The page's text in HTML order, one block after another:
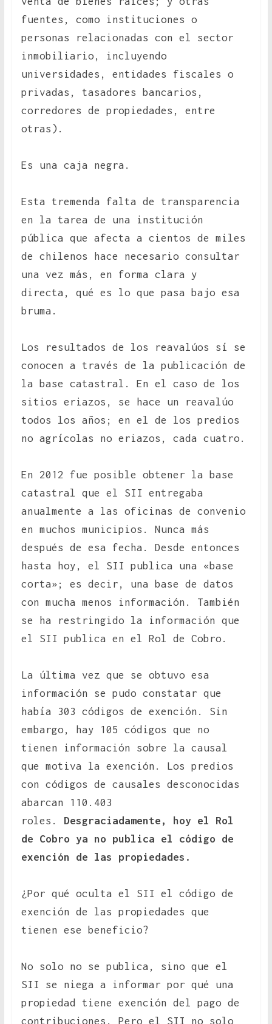
fuentes, como instituciones o
personas relacionadas con el sector
inmobiliario, incluyendo
universidades, entidades fiscales o
privadas, tasadores bancarios,
corredores de propiedades, entre
otras).
Es una caja negra.
Esta tremenda falta de transparencia
en la tarea de una institución
pública que afecta a cientos de miles
de chilenos hace necesario consultar
una vez más, en forma clara y
directa, qué es lo que pasa bajo esa
bruma.
Los resultados de los reavalúos sí se
conocen a través de la publicación de
la base catastral. En el caso de los
sitios eriazos, se hace un reavalúo
todos los años; en el de los predios
no agrícolas no eriazos, cada cuatro.
En 2012 fue posible obtener la base
catastral que el SII entregaba
anualmente a las oficinas de convenio
en muchos municipios. Nunca más
después de esa fecha. Desde entonces
hasta hoy, el SII publica una «base
corta»; es decir, una base de datos
con mucha menos información. También
se ha restringido la información que
el SII publica en el Rol de Cobro.
La última vez que se obtuvo esa
información se pudo constatar que
había 303 códigos de exención. Sin
embargo, hay 105 códigos que no
tienen información sobre la causal
que motiva la exención. Los predios
con códigos de causales desconocidas
abarcan 110.403
roles.
Desgraciadamente, hoy el Rol
de Cobro ya no publica el código de
exención de las propiedades.
¿Por qué oculta el SII el código de
exención de las propiedades que
tienen ese beneficio?
No solo no se publica, sino que el
SII se niega a informar por qué una
propiedad tiene exención del pago de
contribuciones. Pero el SII no solo